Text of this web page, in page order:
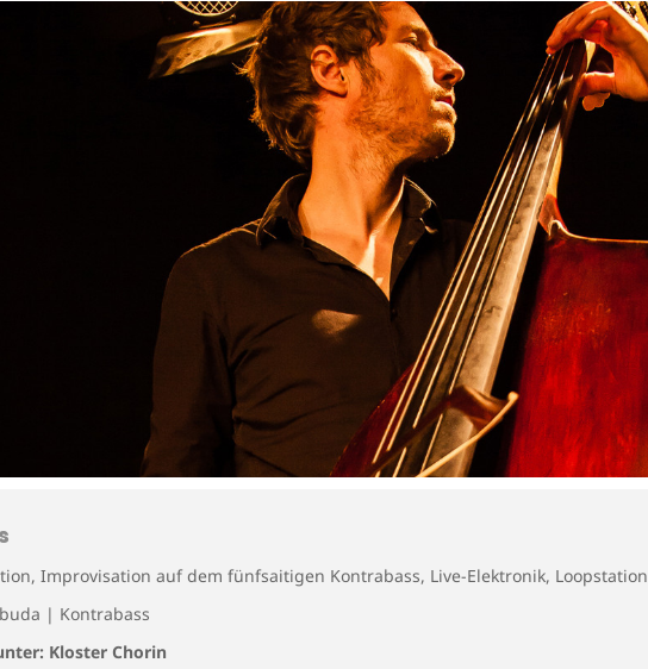
Improvisation auf dem fünfsaitigen Kontrabass, Live-Elektronik, Loopstation
| Kontrabass
Kloster Chorin